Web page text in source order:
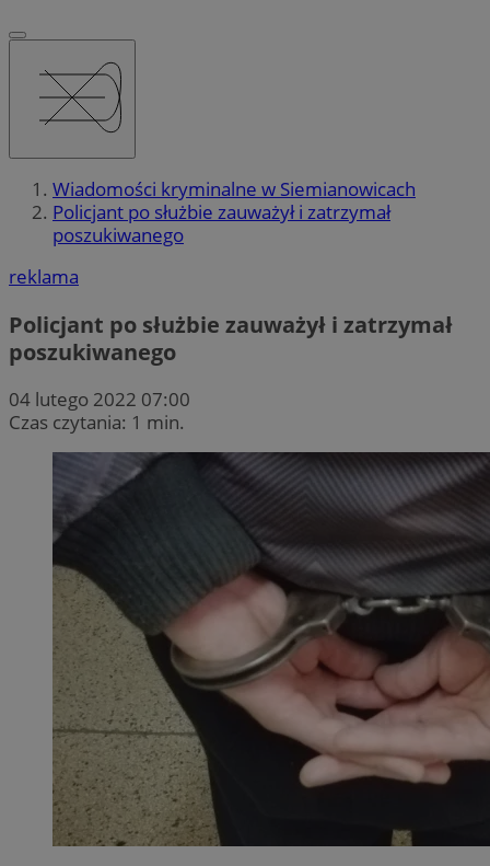
Wiadomości kryminalne w Siemianowicach
Policjant po służbie zauważył i zatrzymał
poszukiwanego
reklama
Policjant po służbie zauważył i zatrzymał
poszukiwanego
04 lutego 2022 07:00
Czas czytania: 1 min.